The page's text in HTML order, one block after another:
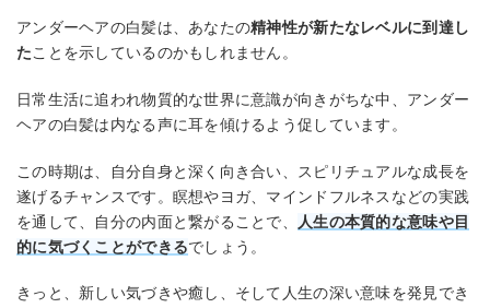
アンダーヘアの白髪は、あなたの精神性が新たなレベルに到達し
たことを示しているのかもしれません。
日常生活に追われ物質的な世界に意識が向きがちな中、アンダー
ヘアの白髪は内なる声に耳を傾けるよう促しています。
この時期は、自分自身と深く向き合い、スピリチュアルな成長を
遂げるチャンスです。瞑想やヨガ、マインドフルネスなどの実践
を通して、自分の内面と繋がることで、
人生の本質的な意味や目
的に気づくことができるでしょう。
きっと、新しい気づきや癒し、そして人生の深い意味を発見でき